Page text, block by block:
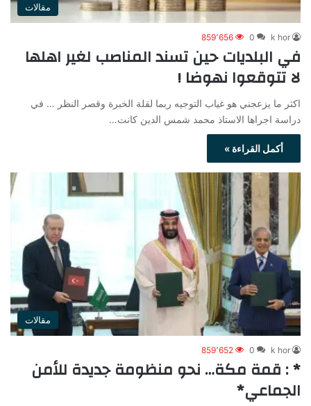
مقالات
k hor
0 859٬656
في البلديات حين تسند المناصب لغير اهلها
لا تتوقعوا نهوضا !
اكثر ما يزعجني هو غياب التوجيه ربما لقلة الخبرة وقصر النظر … في
دراسة اجراها الاستاذ محمد شمس الدين كانت…
أكمل القراءة »
مقالات
k hor
0 859٬652
* : قمة مكة… نحو منظومة جديدة للأمن
الجماعي*